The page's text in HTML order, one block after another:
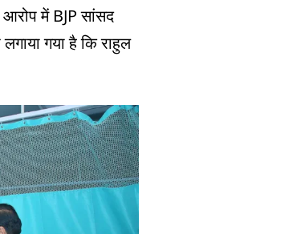
आरोप में BJP सांसद
गया है कि राहुल